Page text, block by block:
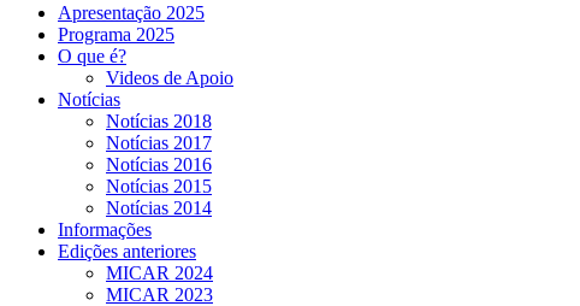
Apresentação 2025
Programa 2025
O que é?
Videos de Apoio
Notícias
Notícias 2018
Notícias 2017
Notícias 2016
Notícias 2015
Notícias 2014
Informações
Edições anteriores
MICAR 2024
MICAR 2023